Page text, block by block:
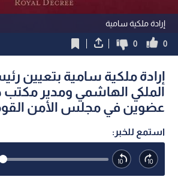
إرادة ملكية سامية
0
0
إرادة ملكية سامية بتعيين
الملكي الهاشمي ومدير مكتب
عضوين في مجلس الأمن
استمع للخبر: